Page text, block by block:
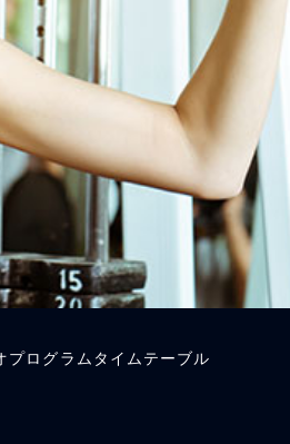
プログラムタイムテーブル